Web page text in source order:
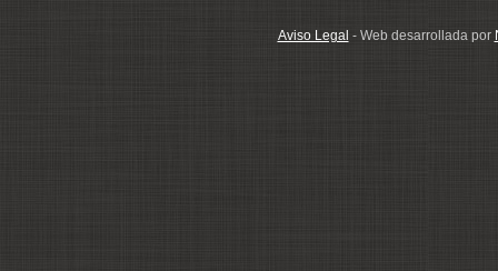
Aviso Legal - Web desarrollada por